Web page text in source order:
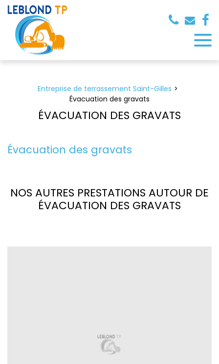
Entreprise de terrassement Saint-Gilles
Évacuation des gravats
ÉVACUATION DES GRAVATS
Évacuation des gravats
NOS AUTRES PRESTATIONS AUTOUR DE
ÉVACUATION DES GRAVATS
Panneau de gestion des cookies